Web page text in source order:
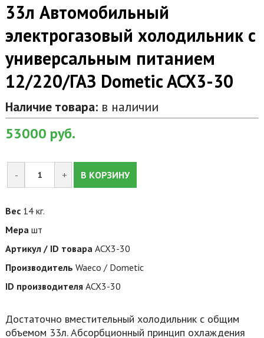
33л Автомобильный
электрогазовый холодильник с
универсальным питанием
12/220/ГАЗ Dometic ACX3-30
Наличие товара:в наличии
53000 руб.
- + В КОРЗИНУ
Вес 14 кг.
Мера шт
Артикул / ID товара ACX3-30
Производитель Waeco / Dometic
ID производителя ACX3-30
Достаточно вместительный холодильник с общим
объемом 33л. Абсорбционный принцип охлаждения